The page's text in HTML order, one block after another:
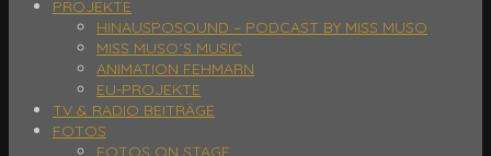
PROJEKTE
HINAUSPOSOUND – PODCAST BY MISS MUSO
MISS MUSO´S MUSIC
ANIMATION FEHMARN
EU-PROJEKTE
TV & RADIO BEITRÄGE
FOTOS
FOTOS ON STAGE